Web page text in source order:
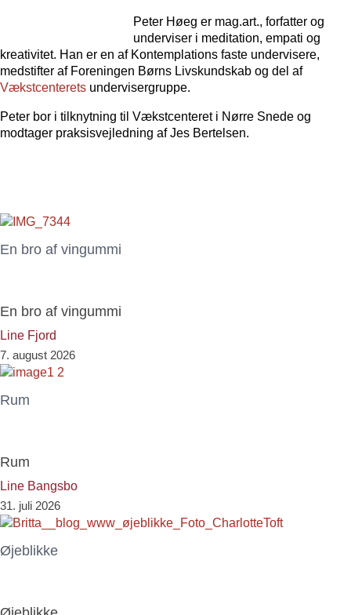
Peter Høeg er mag.art., forfatter og
underviser i meditation, empati og
kreativitet. Han er en af Kontemplations faste undervisere,
medstifter af Foreningen Børns Livskundskab og del af
Vækstcenterets undervisergruppe.
Peter bor i tilknytning til Vækstcenteret i Nørre Snede og
modtager praksisvejledning af Jes Bertelsen.
En bro af vingummi
En bro af vingummi
Line Fjord
7. august 2026
Rum
Rum
Line Bangsbo
31. juli 2026
Øjeblikke